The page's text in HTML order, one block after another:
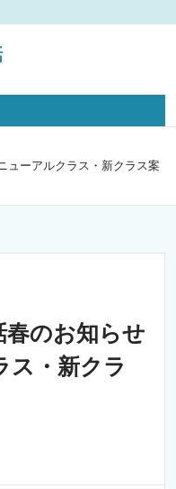
ューアルクラス・新クラス案
春のお知らせ
ス・新クラ